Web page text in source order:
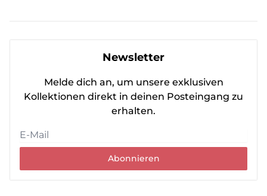
Newsletter
Melde dich an, um unsere exklusiven
Kollektionen direkt in deinen Posteingang zu
erhalten.
Abonnieren